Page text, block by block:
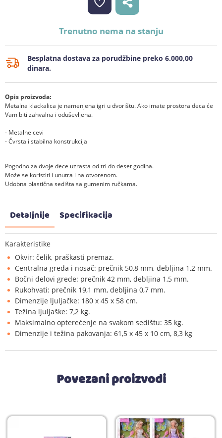
Trenutno nema na stanju
Besplatna dostava za porudžbine preko 6.000,00
dinara.
Opis proizvoda:
Metalna klackalica je namenjena igri u dvorištu. Ako imate prostora deca će
Vam biti zahvalna i oduševljena.
- Metalne cevi
- Čvrsta i stabilna konstrukcija
Pogodno za dvoje dece uzrasta od tri do deset godina.
Može se koristiti i unutra i na otvorenom.
Udobna plastična sedišta sa gumenim ručkama.
Detaljnije Specifikacija
Karakteristike
Okvir: čelik, praškasti premaz.
Centralna greda i nosač: prečnik 50,8 mm, debljina 1,2 mm.
Bočni delovi grede: prečnik 42 mm, debljina 1,5 mm.
Rukohvati: prečnik 19,1 mm, debljina 0,7 mm.
Dimenzije ljuljačke: 180 x 45 x 58 cm.
Težina ljuljaške: 7,2 kg.
Maksimalno opterećenje na svakom sedištu: 35 kg.
Dimenzije i težina pakovanja: 61,5 x 45 x 10 cm, 8,3 kg
Povezani proizvodi